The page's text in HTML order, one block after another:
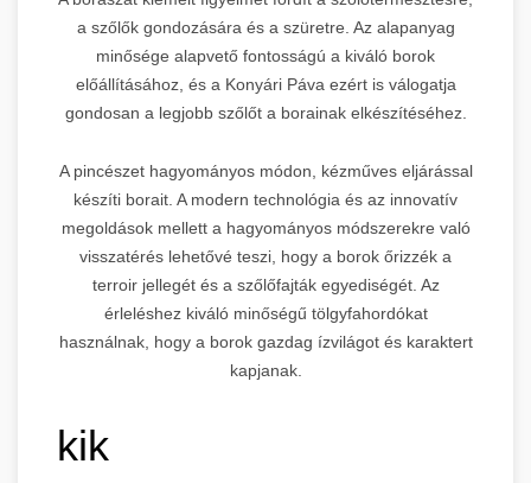
a szőlők gondozására és a szüretre. Az alapanyag
minősége alapvető fontosságú a kiváló borok
előállításához, és a Konyári Páva ezért is válogatja
gondosan a legjobb szőlőt a borainak elkészítéséhez.
A pincészet hagyományos módon, kézműves eljárással
készíti borait. A modern technológia és az innovatív
megoldások mellett a hagyományos módszerekre való
visszatérés lehetővé teszi, hogy a borok őrizzék a
terroir jellegét és a szőlőfajták egyediségét. Az
érleléshez kiváló minőségű tölgyfahordókat
használnak, hogy a borok gazdag ízvilágot és karaktert
kapjanak.
kik